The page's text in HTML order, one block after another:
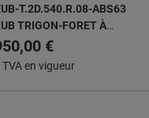
T.2D.540.R.08-ABS63
TRIGON-FORET À
AMOVIBLES
€
TVA en vigueur